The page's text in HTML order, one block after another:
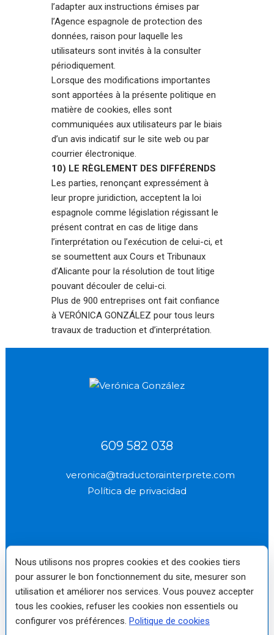
l’adapter aux instructions émises par
l’Agence espagnole de protection des
données, raison pour laquelle les
utilisateurs sont invités à la consulter
périodiquement.
Lorsque des modifications importantes
sont apportées à la présente politique en
matière de cookies, elles sont
communiquées aux utilisateurs par le biais
d’un avis indicatif sur le site web ou par
courrier électronique.
10) LE RÈGLEMENT DES DIFFÉRENDS
Les parties, renonçant expressément à
leur propre juridiction, acceptent la loi
espagnole comme législation régissant le
présent contrat en cas de litige dans
l’interprétation ou l’exécution de celui-ci, et
se soumettent aux Cours et Tribunaux
d’Alicante pour la résolution de tout litige
pouvant découler de celui-ci.
Plus de 900 entreprises ont fait confiance
à VERÓNICA GONZÁLEZ pour tous leurs
travaux de traduction et d’interprétation.
609 582 038
veronica@traductorainterprete.com
Política de privacidad
Verónica
(socio profesional
n.º 2522)
Miembro de pleno
No. 10
Reino Unido Nº
Traductora e Intérprete
Jurado de Inglés autorizada
por el Ministerio de
Nous utilisons nos propres cookies et des cookies tiers
pour assurer le bon fonctionnement du site, mesurer son
utilisation et améliorer nos services. Vous pouvez accepter
tous les cookies, refuser les cookies non essentiels ou
configurer vos préférences. Politique de cookies